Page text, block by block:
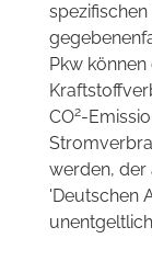
spezifischen
Pkw
CO2-
werden, der
'Deutschen